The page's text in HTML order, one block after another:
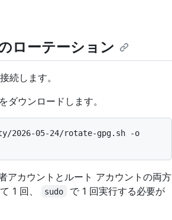
ローテーション
続します。
ウンロードします。
05-24/rotate-gpg.sh -o
アカウントとルート アカウントの両方
1 回、 sudo
で 1 回実行する必要が